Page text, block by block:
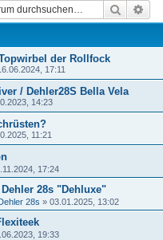
Suche
der Rollfock
17:11
/ Dehler28S Bella Vela
14:23
11:21
17:24
28s "Dehluxe"
28s » 03.01.2025, 13:02
19:33